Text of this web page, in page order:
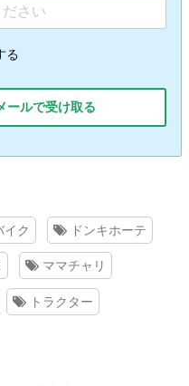
る
ールで受け取る
イク ドンキホーテ
ママチャリ
トラクター